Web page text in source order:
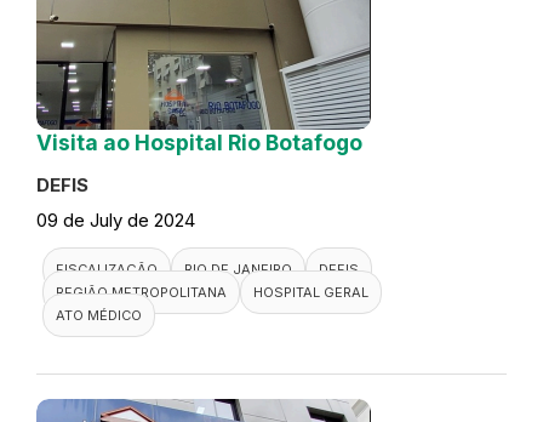
Visita ao Hospital Rio Botafogo
DEFIS
09 de July de 2024
FISCALIZAÇÃO RIO DE JANEIRO
DEFIS
REGIÃO METROPOLITANA
HOSPITAL GERAL
ATO MÉDICO